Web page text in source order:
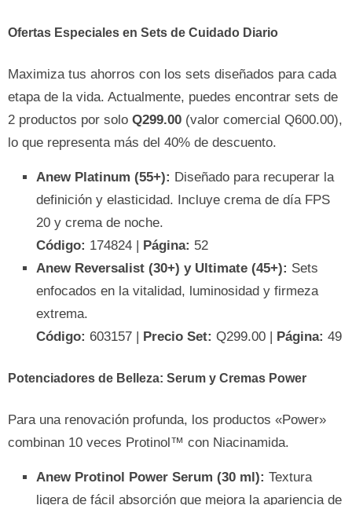
Ofertas Especiales en Sets de Cuidado Diario
Maximiza tus ahorros con los sets diseñados para cada
etapa de la vida. Actualmente, puedes encontrar sets de
2 productos por solo Q299.00 (valor comercial Q600.00),
lo que representa más del 40% de descuento.
Anew Platinum (55+): Diseñado para recuperar la
definición y elasticidad. Incluye crema de día FPS
20 y crema de noche.
Código: 174824 | Página: 52
Anew Reversalist (30+) y Ultimate (45+): Sets
enfocados en la vitalidad, luminosidad y firmeza
extrema.
Código: 603157 | Precio Set: Q299.00 | Página: 49
Potenciadores de Belleza: Serum y Cremas Power
Para una renovación profunda, los productos «Power»
combinan 10 veces Protinol™ con Niacinamida.
Anew Protinol Power Serum (30 ml): Textura
ligera de fácil absorción que mejora la apariencia de